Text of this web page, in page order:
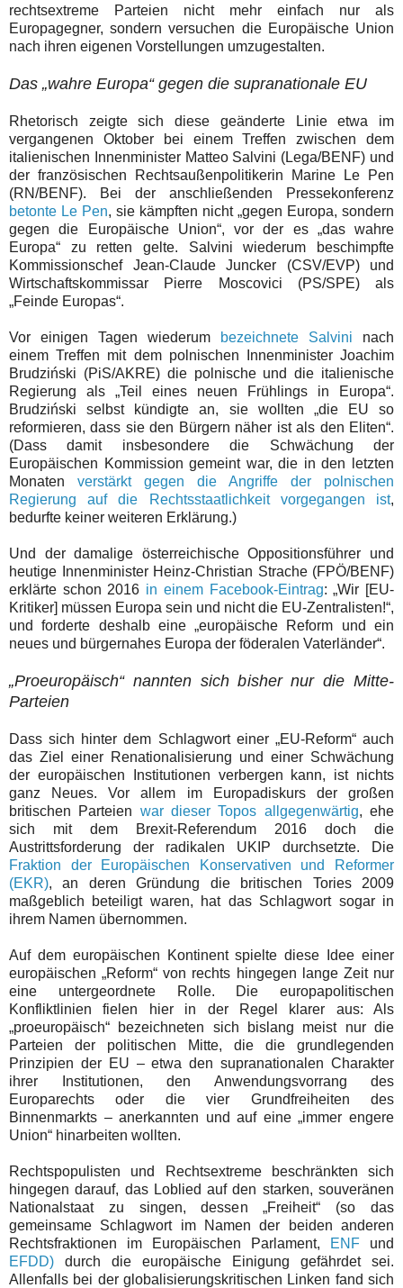
rechtsextreme Parteien nicht mehr einfach nur als
Europagegner, sondern versuchen die Europäische Union
nach ihren eigenen Vorstellungen umzugestalten.
Das „wahre Europa“ gegen die supranationale EU
Rhetorisch zeigte sich diese geänderte Linie etwa im
vergangenen Oktober bei einem Treffen zwischen dem
italienischen Innenminister Matteo Salvini (Lega/BENF) und
der französischen Rechtsaußenpolitikerin Marine Le Pen
(RN/BENF). Bei der anschließenden Pressekonferenz
betonte Le Pen, sie kämpften nicht „gegen Europa, sondern
gegen die Europäische Union“, vor der es „das wahre
Europa“ zu retten gelte. Salvini wiederum beschimpfte
Kommissionschef Jean-Claude Juncker (CSV/EVP) und
Wirtschaftskommissar Pierre Moscovici (PS/SPE) als
„Feinde Europas“.
Vor einigen Tagen wiederum bezeichnete Salvini nach
einem Treffen mit dem polnischen Innenminister Joachim
Brudziński (PiS/AKRE) die polnische und die italienische
Regierung als „Teil eines neuen Frühlings in Europa“.
Brudziński selbst kündigte an, sie wollten „die EU so
reformieren, dass sie den Bürgern näher ist als den Eliten“.
(Dass damit insbesondere die Schwächung der
Europäischen Kommission gemeint war, die in den letzten
Monaten verstärkt gegen die Angriffe der polnischen
Regierung auf die Rechtsstaatlichkeit vorgegangen ist,
bedurfte keiner weiteren Erklärung.)
Und der damalige österreichische Oppositionsführer und
heutige Innenminister Heinz-Christian Strache (FPÖ/BENF)
erklärte schon 2016 in einem Facebook-Eintrag: „Wir [EU-
Kritiker] müssen Europa sein und nicht die EU-Zentralisten!“,
und forderte deshalb eine „europäische Reform und ein
neues und bürgernahes Europa der föderalen Vaterländer“.
„Proeuropäisch“ nannten sich bisher nur die Mitte-
Parteien
Dass sich hinter dem Schlagwort einer „EU-Reform“ auch
das Ziel einer Renationalisierung und einer Schwächung
der europäischen Institutionen verbergen kann, ist nichts
ganz Neues. Vor allem im Europadiskurs der großen
britischen Parteien war dieser Topos allgegenwärtig, ehe
sich mit dem Brexit-Referendum 2016 doch die
Austrittsforderung der radikalen UKIP durchsetzte. Die
Fraktion der Europäischen Konservativen und Reformer
(EKR), an deren Gründung die britischen Tories 2009
maßgeblich beteiligt waren, hat das Schlagwort sogar in
ihrem Namen übernommen.
Auf dem europäischen Kontinent spielte diese Idee einer
europäischen „Reform“ von rechts hingegen lange Zeit nur
eine untergeordnete Rolle. Die europapolitischen
Konfliktlinien fielen hier in der Regel klarer aus: Als
„proeuropäisch“ bezeichneten sich bislang meist nur die
Parteien der politischen Mitte, die die grundlegenden
Prinzipien der EU – etwa den supranationalen Charakter
ihrer Institutionen, den Anwendungsvorrang des
Europarechts oder die vier Grundfreiheiten des
Binnenmarkts – anerkannten und auf eine „immer engere
Union“ hinarbeiten wollten.
Rechtspopulisten und Rechtsextreme beschränkten sich
hingegen darauf, das Loblied auf den starken, souveränen
Nationalstaat zu singen, dessen „Freiheit“ (so das
gemeinsame Schlagwort im Namen der beiden anderen
Rechtsfraktionen im Europäischen Parlament,
ENF und
EFDD) durch die europäische Einigung gefährdet sei.
Allenfalls bei der globalisierungskritischen Linken fand sich